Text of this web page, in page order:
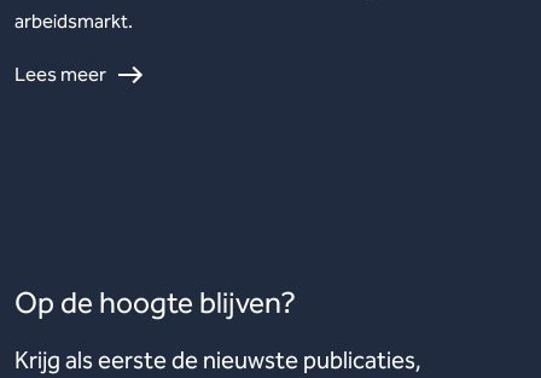
arbeidsmarkt.
Lees meer
Op de hoogte blijven?
Krijg als eerste de nieuwste publicaties,